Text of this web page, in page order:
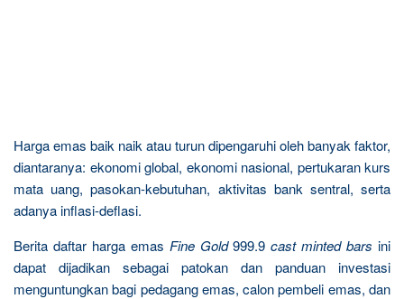
Harga emas baik naik atau turun dipengaruhi oleh banyak faktor,
diantaranya: ekonomi global, ekonomi nasional, pertukaran kurs
mata uang, pasokan-kebutuhan, aktivitas bank sentral, serta
adanya inflasi-deflasi.
Berita daftar harga emas Fine Gold999.9cast minted barsini
dapat dijadikan sebagai patokan dan panduan investasi
menguntungkan bagi pedagang emas, calon pembeli emas, dan